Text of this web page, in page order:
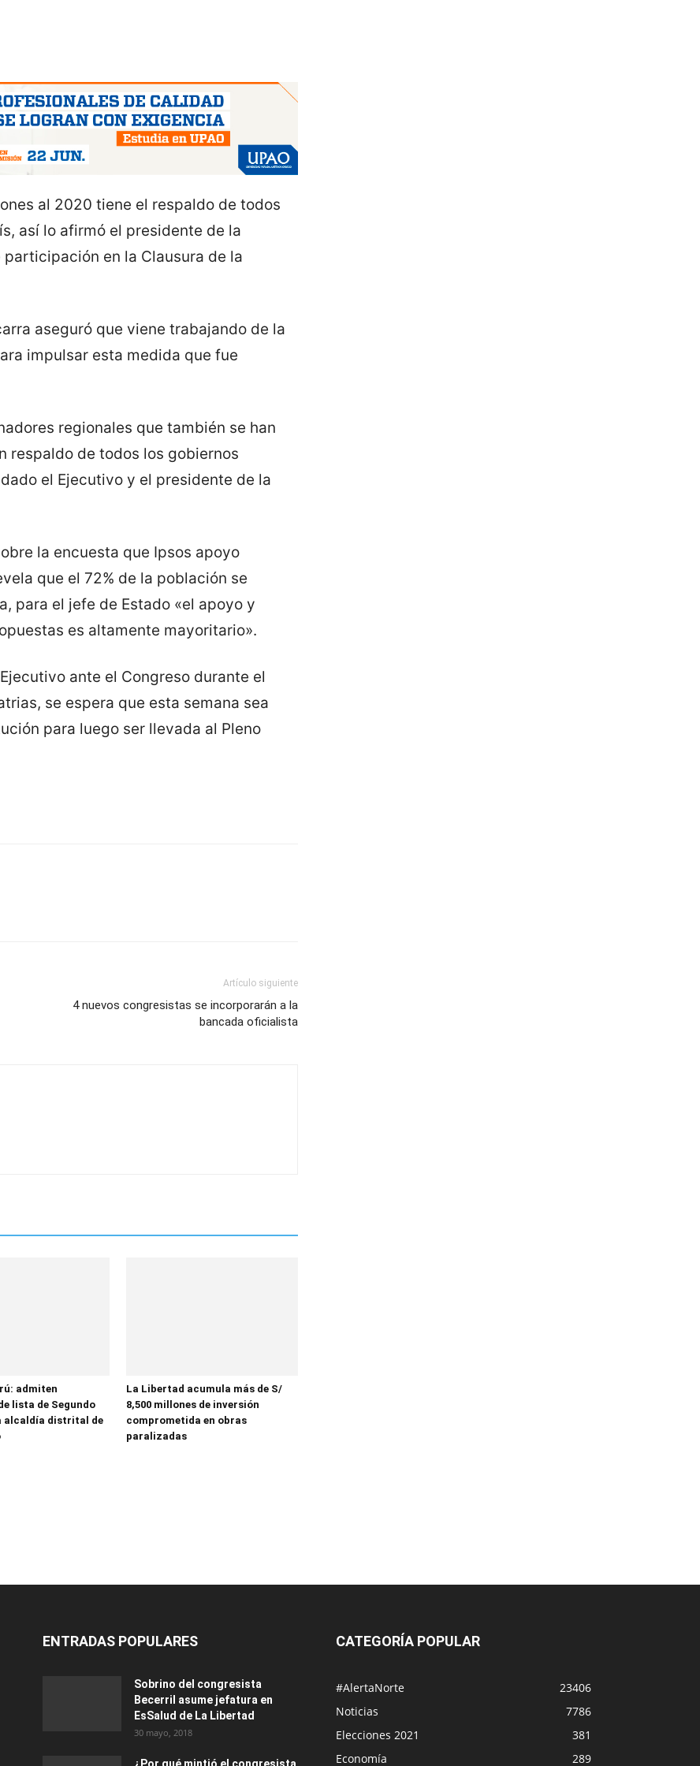
al 2020 tiene el respaldo de todos
así lo afirmó el presidente de la
en la Clausura de la
aseguró que viene trabajando de la
impulsar esta medida que fue
regionales que también se han
respaldo de todos los gobiernos
el Ejecutivo y el presidente de la
la encuesta que Ipsos apoyo
que el 72% de la población se
para el jefe de Estado «el apoyo y
es altamente mayoritario».
ante el Congreso durante el
se espera que esta semana sea
para luego ser llevada al Pleno
Artículo siguiente
4 nuevos congresistas se incorporarán a la
bancada oficialista
admiten
lista de Segundo
alcaldía distrital de
La Libertad acumula más de S/
8,500 millones de inversión
comprometida en obras
paralizadas
ENTRADAS POPULARES
Sobrino del congresista
Becerril asume jefatura en
EsSalud de La Libertad
30 mayo, 2018
CATEGORÍA POPULAR
#AlertaNorte
23406
Noticias
7786
Elecciones 2021
381
Economía
289